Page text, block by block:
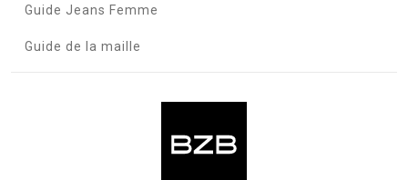
Guide Jeans Femme
Guide de la maille